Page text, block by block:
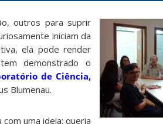
outros para suprir
iniciam da
ela pode render
demonstrado o
de Ciência,
Blumenau.
uma ideia: queria